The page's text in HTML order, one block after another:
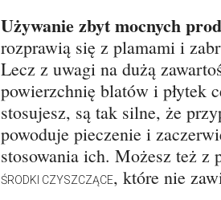
Używanie zbyt mocnych
rozprawią się z plamami i
Lecz z uwagi na dużą
powierzchnię blatów i płytek
stosujesz, są tak silne, że
powoduje pieczenie i
stosowania ich. Możesz też z
ŚRODKI CZYSZCZĄCE, które nie